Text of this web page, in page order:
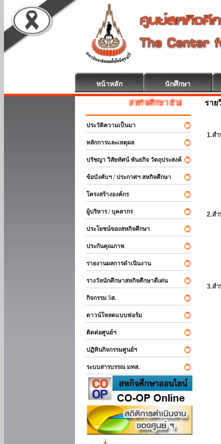
หน้าหลัก นักศึกษา
สหกิจศึกษา ยินดีต้อนรับ
ประวัติความเป็นมา
หลักการและเหตุผล
ปรัชญา วิสัยทัศน์ พันธกิจ วัตถุประสงค์
ข้อบังคับฯ / ประกาศฯ สหกิจศึกษา
โครงสร้างองค์กร
ผู้บริหาร / บุคลากร
ประโยชน์ของสหกิจศึกษา
ประกันคุณภาพ
รายงานผลการดำเนินงาน
รางวัลนักศึกษาสหกิจศึกษาดีเด่น
กิจกรรม 5ส.
ดาวน์โหลดแบบฟอร์ม
ติดต่อศูนย์ฯ
ปฏิทินกิจกรรมศูนย์ฯ
ระบบสารบรรณ มทส.
ราย
1.ส
2.ส
3.ส